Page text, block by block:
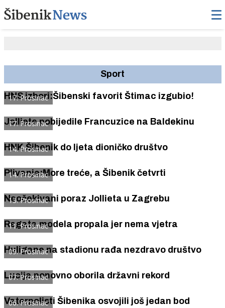
Sport
17. Prosinac
HNS izbori:Šibenski favorit Štimac izgubio!
17. Prosinac
Jolliete pobijedile Francuzice na Baldekinu
14. Prosinac
HNK Šibenik do ljeta dioničko društvo
14. Prosinac
Plivanje:More treće, a Šibenik četvrti
13. Prosinac
Neočekivani poraz Jollieta u Zagrebu
11. Prosinac
Regata modela propala jer nema vjetra
09. Prosinac
Huligane na stadionu rađa nezdravo društvo
07. Prosinac
Lucija ponovno oborila državni rekord
06. Prosinac
Vaterpolisti Šibenika osvojili još jedan bod